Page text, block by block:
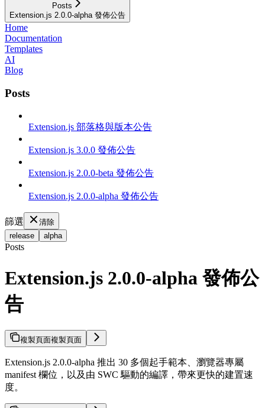
Posts
Extension.js 2.0.0-alpha 發佈公告
Home
Documentation
Templates
AI
Blog
Posts
Extension.js 部落格與版本公告
Extension.js 3.0.0 發佈公告
Extension.js 2.0.0-beta 發佈公告
Extension.js 2.0.0-alpha 發佈公告
篩選
清除
release
alpha
Posts
Extension.js 2.0.0-alpha 發佈公
告
複製頁面複製頁面
Extension.js 2.0.0-alpha 推出 30 多個起手範本、瀏覽器專屬
manifest 欄位，以及由 SWC 驅動的編譯，帶來更快的建置速
度。